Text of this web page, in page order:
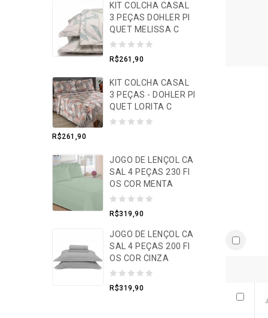
KIT COLCHA CASAL
3 PEÇAS DOHLER PI
QUET MELISSA C
0
u
t
R$261,90
KIT COLCHA CASAL
3 PEÇAS - DOHLER PI
QUET LORITA C
u
t
R$261,90
JOGO DE LENÇOL CA
SAL 4 PEÇAS 230 FI
OS COR MENTA
0
u
t
o
f
R$319,90
JOGO DE LENÇOL CA
SAL 4 PEÇAS 200 FI
OS COR CINZA
0R$319,90